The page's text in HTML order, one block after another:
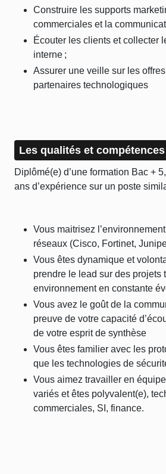
Construire les supports
commerciales et la
Écouter les clients et collecter
interne ;
Assurer une veille sur les
partenaires technologiques
Les qualités et compétences
Diplômé(e) d’une formation Bac +
ans d’expérience sur un poste
Vous maitrisez
réseaux (Cisco, Fortinet,
Vous êtes dynamique et
prendre le lead sur des projets
environnement en constante
Vous avez le goût de la
preuve de votre capacité
de votre esprit de synthèse
Vous êtes familier avec les
que les technologies de
Vous aimez travailler en
variés et êtes polyvalent(e),
commerciales, SI, finance.